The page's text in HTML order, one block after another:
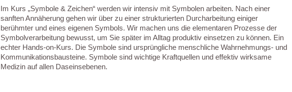
Im Kurs „Symbole & Zeichen“ werden wir intensiv mit Symbolen arbeiten. Nach einer
sanften Annäherung gehen wir über zu einer strukturierten Durcharbeitung einiger
berühmter und eines eigenen Symbols. Wir machen uns die elementaren Prozesse der
Symbolverarbeitung bewusst, um Sie später im Alltag produktiv einsetzen zu können. Ein
echter Hands-on-Kurs. Die Symbole sind ursprüngliche menschliche Wahrnehmungs- und
Kommunikationsbausteine. Symbole sind wichtige Kraftquellen und effektiv wirksame
Medizin auf allen Daseinsebenen.